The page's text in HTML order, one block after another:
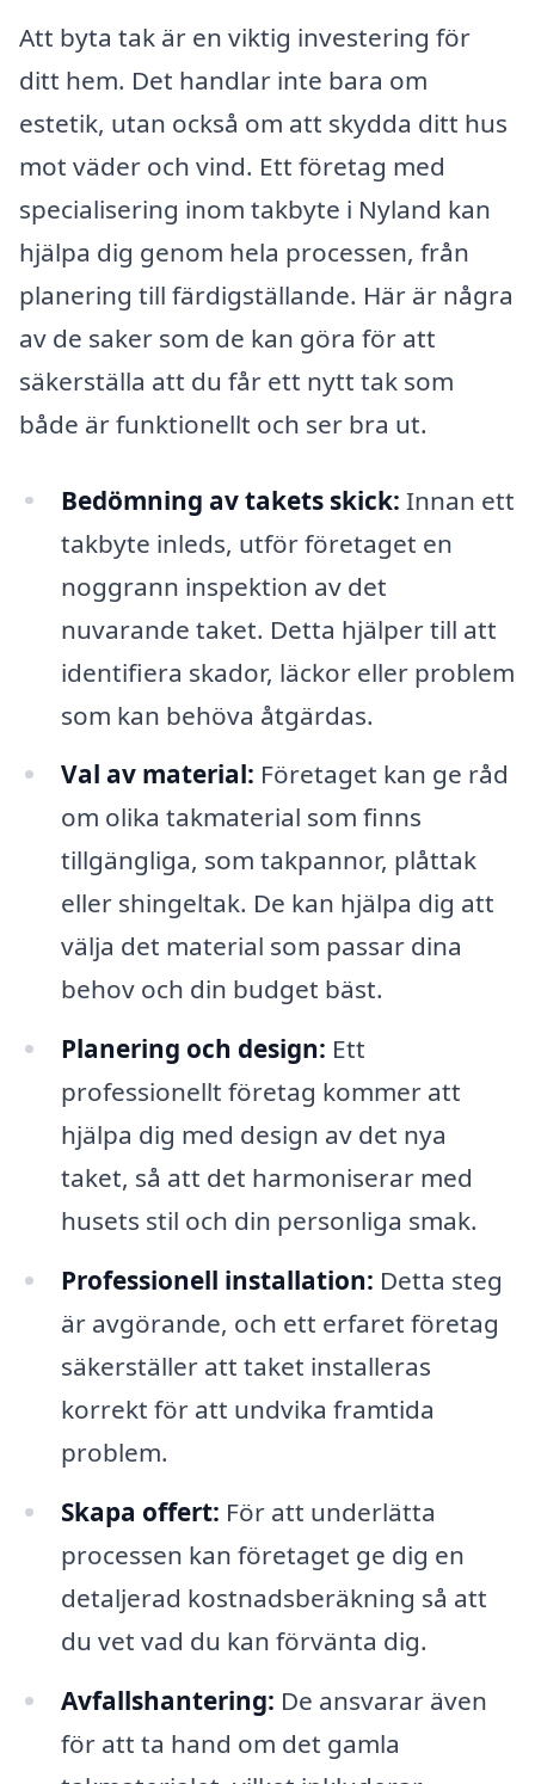
Att byta tak är en viktig investering för
ditt hem. Det handlar inte bara om
estetik, utan också om att skydda ditt hus
mot väder och vind. Ett företag med
specialisering inom takbyte i Nyland kan
hjälpa dig genom hela processen, från
planering till färdigställande. Här är några
av de saker som de kan göra för att
säkerställa att du får ett nytt tak som
både är funktionellt och ser bra ut.
Bedömning av takets skick: Innan ett
takbyte inleds, utför företaget en
noggrann inspektion av det
nuvarande taket. Detta hjälper till att
identifiera skador, läckor eller problem
som kan behöva åtgärdas.
Val av material: Företaget kan ge råd
om olika takmaterial som finns
tillgängliga, som takpannor, plåttak
eller shingeltak. De kan hjälpa dig att
välja det material som passar dina
behov och din budget bäst.
Planering och design: Ett
professionellt företag kommer att
hjälpa dig med design av det nya
taket, så att det harmoniserar med
husets stil och din personliga smak.
Professionell installation: Detta steg
är avgörande, och ett erfaret företag
säkerställer att taket installeras
korrekt för att undvika framtida
problem.
Skapa offert: För att underlätta
processen kan företaget ge dig en
detaljerad kostnadsberäkning så att
du vet vad du kan förvänta dig.
Avfallshantering: De ansvarar även
för att ta hand om det gamla